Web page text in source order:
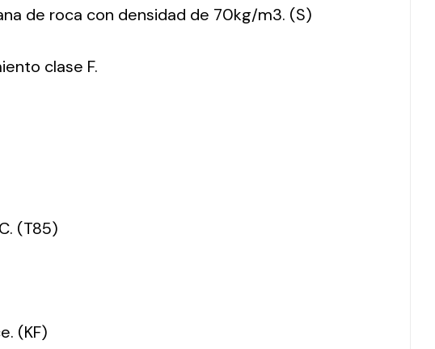
de roca con densidad de 70kg/m3. (S)
clase F.
(T85)
(KF)